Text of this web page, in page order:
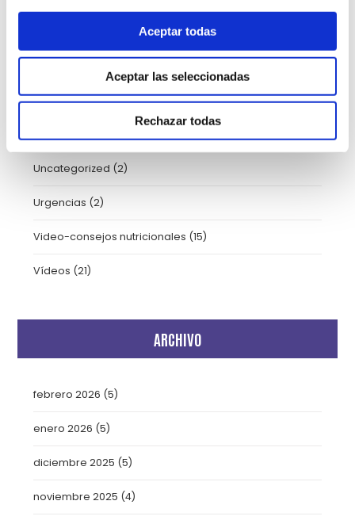
Aceptar todas
Aceptar las seleccionadas
Rechazar todas
Trastornos del movimiento(1)
Uncategorized (2)
Urgencias (2)
Video-consejos nutricionales (15)
Vídeos (21)
ARCHIVO
febrero 2026 (5)
enero 2026 (5)
diciembre 2025 (5)
noviembre 2025 (4)